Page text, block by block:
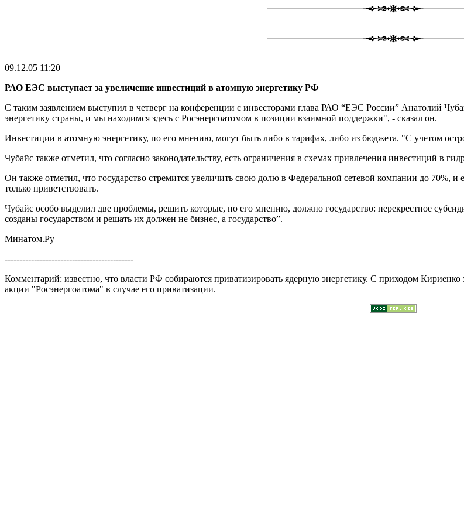
09.12.05 11:20
РАО ЕЭС выступает за увеличение инвестиций в атомную энергетику РФ
С таким заявлением выступил в четверг на конференции с инвесторами глава РАО “ЕЭС России” Анатолий
энергетику страны, и мы находимся здесь с Росэнергоатомом в позиции взаимной поддержки", - сказал он.
Инвестиции в атомную энергетику, по его мнению, могут быть либо в тарифах, либо из бюджета. "С учетом
Чубайс также отметил, что согласно законодательству, есть ограничения в схемах привлечения инвестиций в
Он также отметил, что государство стремится увеличить свою долю в Федеральной сетевой компании до 70%,
только приветствовать.
Чубайс особо выделил две проблемы, решить которые, по его мнению, должно государство: перекрестное
созданы государством и решать их должен не бизнес, а государство”.
Минатом.Ру
--------------------------------------------
Комментарий: известно, что власти РФ собираются приватизировать ядерную энергетику. С приходом Кириенко
акции "Росэнергоатома" в случае его приватизации.